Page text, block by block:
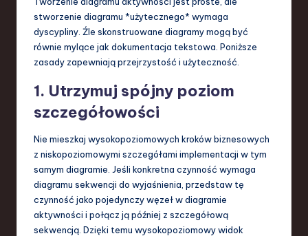
stworzenie diagramu *użytecznego* wymaga
dyscypliny. Źle skonstruowane diagramy mogą być
równie mylące jak dokumentacja tekstowa. Poniższe
zasady zapewniają przejrzystość i użyteczność.
1. Utrzymuj spójny poziom
szczegółowości
Nie mieszkaj wysokopoziomowych kroków biznesowych
z niskopoziomowymi szczegółami implementacji w tym
samym diagramie. Jeśli konkretna czynność wymaga
diagramu sekwencji do wyjaśnienia, przedstaw tę
czynność jako pojedynczy węzeł w diagramie
aktywności i połącz ją później z szczegółową
sekwencją. Dzięki temu wysokopoziomowy widok